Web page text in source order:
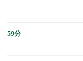
59分